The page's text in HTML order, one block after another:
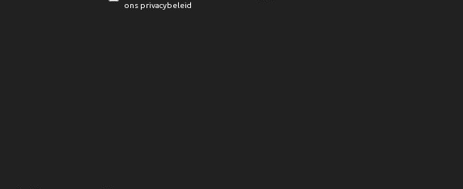
ons privacybeleid